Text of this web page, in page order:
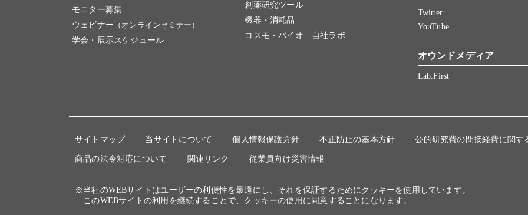
モニター募集
ウェビナー （オンラインセミナー）
学会・展示スケジュール
創薬研究ツール
機器・消耗品
コスモ・バイオ 自社ラボ
Twitter
YouTube
オウンドメディア
Lab.First
サイトマップ 当サイトについて 個人情報保護方針 不正防止の基本方針 公的研究費の間接経費に関す
商品の法令対応について 関連リンク 従業員向け災害情報
※当社のWEBサイトはユーザーの利便性を最適にし、それを保証するためにクッキーを使用しています。
このWEBサイトの利用を継続することで、クッキーの使用に同意することになります。